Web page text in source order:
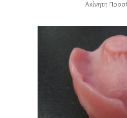
Ακίνητη